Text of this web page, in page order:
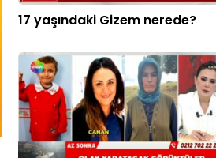
17 yaşındaki Gizem nerede?